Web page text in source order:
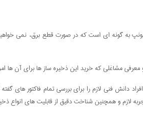
مشاغلی که خرید این ذخیره ساز ها برای آن ها
دانش فنی لازم را برای بررسی تمام فاکتور های
لازم و همچنین شناخت دقیق از قابلیت های انواع